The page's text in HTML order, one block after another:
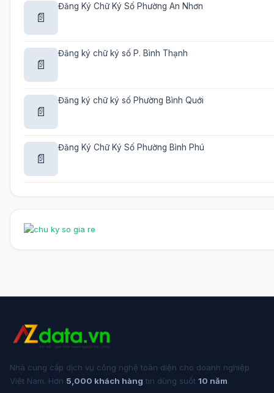
📄
Đăng Ký Chữ Ký Số Phường An Nhơn
📄
Đăng ký chữ ký số P. Bình Thạnh
📄
Đăng ký chữ ký số Phường Bình Quới
📄
Đăng Ký Chữ Ký Số Phường Bình Phú
Nhà cung cấp dịch vụ công nghệ toàn diện cho doanh nghiệp
Việt Nam. Hơn 5,000 khách hàng tin dùng suốt 10 năm.